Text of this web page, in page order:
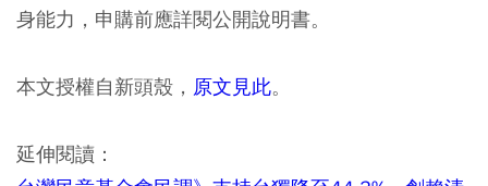
身能力，申購前應詳閱公開說明書。
本文授權自新頭殼， 原文見此。
延伸閱讀：